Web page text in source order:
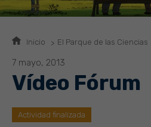
Inicio El Parque de las Ciencias
7 mayo, 2013
Vídeo Fórum
Actividad finalizada